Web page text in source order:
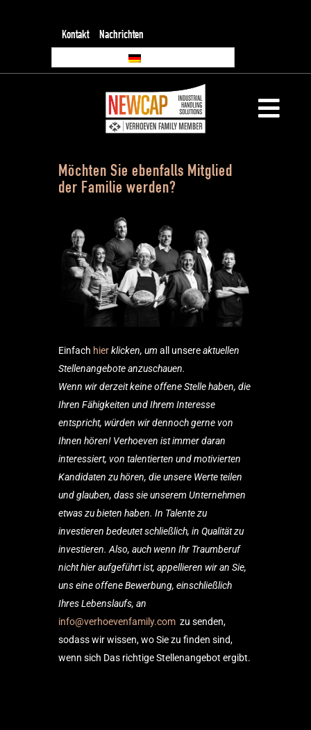
Kontakt Nachrichten
Möchten Sie ebenfalls Mitglied
der Familie werden?
Einfach hierklicken, um all unsereaktuellen
Stellenangebote anzuschauen.
Wenn wir derzeit keine offene Stelle haben, die
Ihren Fähigkeiten und Ihrem Interesse
entspricht, würden wir dennoch gerne von
Ihnen hören! Verhoeven ist immer daran
interessiert, von talentierten und motivierten
Kandidaten zu hören, die unsere Werte teilen
und glauben, dass sie unserem Unternehmen
etwas zu bieten haben. In Talente zu
investieren bedeutet schließlich, in Qualität zu
investieren. Also, auch wenn Ihr Traumberuf
nicht hier aufgeführt ist, appellieren wir an Sie,
uns eine offene Bewerbung, einschließlich
Ihres Lebenslaufs, an
info@verhoevenfamily.com zu senden,
sodass wir wissen, wo Sie zu finden sind,
wenn sich Das richtige Stellenangebot ergibt.